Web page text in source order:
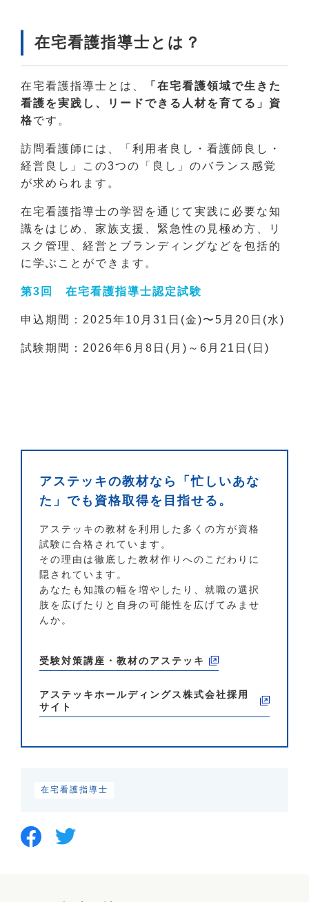
在宅看護指導士とは？
在宅看護指導士とは、
「在宅看護領域で生きた
看護を実践し、リードできる人材を育てる」資
格です。
訪問看護師には、「利用者良し・看護師良し・
経営良し」この3つの「良し」のバランス感覚
が求められます。
在宅看護指導士の学習を通じて実践に必要な知
識をはじめ、家族支援、緊急性の見極め方、リ
スク管理、経営とブランディングなどを包括的
に学ぶことができます。
第3回 在宅看護指導士認定試験
申込期間：2025年10月31日(金)〜5月20日(水)
試験期間：2026年6月8日(月)～6月21日(日)
アステッキの教材なら「忙しいあな
た」でも資格取得を目指せる。
アステッキの教材を利用した多くの方が資格
試験に合格されています。
その理由は徹底した教材作りへのこだわりに
隠されています。
あなたも知識の幅を増やしたり、就職の選択
肢を広げたりと自身の可能性を広げてみませ
んか。
受験対策講座・教材のアステッキ
アステッキホールディングス株式会社採用
サイト
在宅看護指導士